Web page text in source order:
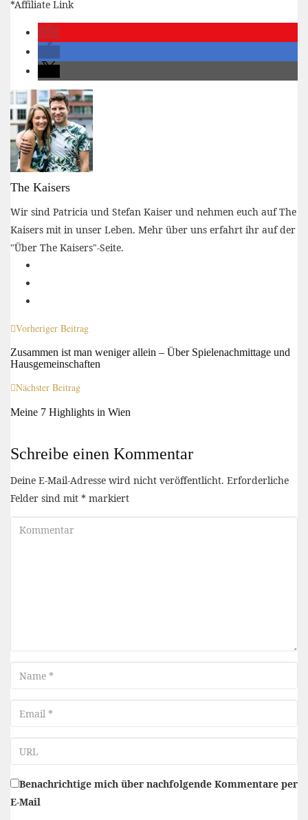
*Affiliate Link
The Kaisers
Wir sind Patricia und Stefan Kaiser und nehmen euch auf The
Kaisers mit in unser Leben. Mehr über uns erfahrt ihr auf der
"Über The Kaisers"-Seite.
Vorheriger Beitrag
Zusammen ist man weniger allein – Über Spielenachmittage und
Hausgemeinschaften
Nächster Beitrag
Meine 7 Highlights in Wien
Schreibe einen Kommentar
Deine E-Mail-Adresse wird nicht veröffentlicht. Erforderliche
Felder sind mit * markiert
Kommentar
Name
Email
Benachrichtige mich über nachfolgende Kommentare per
E-Mail